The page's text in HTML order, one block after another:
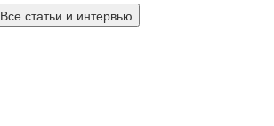
Все статьи и интервью